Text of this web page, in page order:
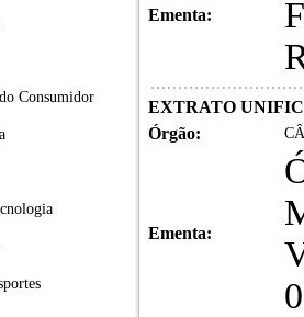
Consumidor
Ementa:
EXTRATO
Órgão:
Ementa: